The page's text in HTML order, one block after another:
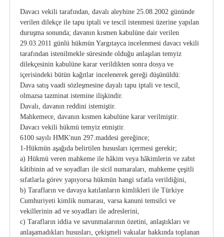
Davacı vekili tarafından, davalı aleyhine 25.08.2002 gününde
verilen dilekçe ile tapu iptali ve tescil istenmesi üzerine yapılan
duruşma sonunda; davanın kısmen kabulüne dair verilen
29.03.2011 günlü hükmün Yargıtayca incelenmesi davacı vekili
tarafından istenilmekle süresinde olduğu anlaşılan temyiz
dilekçesinin kabulüne karar verildikten sonra dosya ve
içerisindeki bütün kağıtlar incelenerek gereği düşünüldü:
Dava satış vaadi sözleşmesine dayalı tapu iptali ve tescil,
olmazsa tazminat istemine ilişkindir.
Davalı, davanın reddini istemiştir.
Mahkemece, davanın kısmen kabulüne karar verilmiştir.
Davacı vekili hükmü temyiz etmiştir.
6100 sayılı HMK'nun 297.maddesi gereğince;
1-Hükmün aşağıda belirtilen hususları içermesi gerekir;
a) Hükmü veren mahkeme ile hâkim veya hâkimlerin ve zabıt
kâtibinin ad ve soyadları ile sicil numaraları, mahkeme çeşitli
sıfatlarla görev yapıyorsa hükmün hangi sıfatla verildiğini,
b) Tarafların ve davaya katılanların kimlikleri ile Türkiye
Cumhuriyeti kimlik numarası, varsa kanuni temsilci ve
vekillerinin ad ve soyadları ile adreslerini,
c) Tarafların iddia ve savunmalarının özetini, anlaştıkları ve
anlaşamadıkları hususları, çekişmeli vakıalar hakkında toplanan